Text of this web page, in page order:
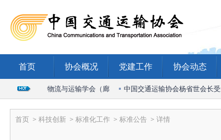
首页 协会概况 党建工作 协会动态
2026国际物流与运输学会（廊 中国交通运输协会杨省世会长受邀
首页 > 科技创新 > 标准化工作 > 标准公告 > 详情